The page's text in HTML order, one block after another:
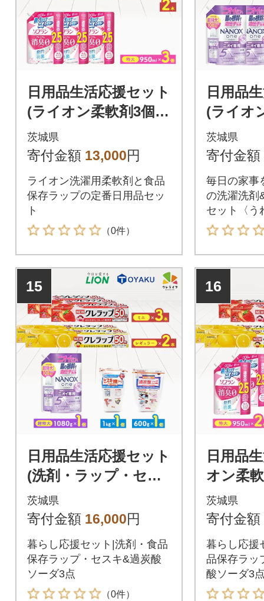
日用品生活応援セット
(ライオン柔軟剤3個・
キッチニスタラップ5
本)
茨城県
寄付金額 13,000円
ライオン洗濯用柔軟剤と食品
保存ラップの定番日用品セッ
ト
（0件）
日用品
(ライオ
ッチニ
本)
茨城県
寄付金額
毎日の家事
の洗濯洗剤
セット〈う
15
日用品生活応援セット
(洗剤・ラップ・セス
キ炭酸ソーダ・過炭酸
ソーダ)
茨城県
寄付金額 16,000円
暮らし応援セット|洗剤・食品
保存ラップ・セスキ&過炭酸
ソーダ3点
（0件）
16
日用品
オン柔
ラップ4
酸ソー
茨城県
寄付金額
暮らし応援
品保存ラッ
酸ソーダ3